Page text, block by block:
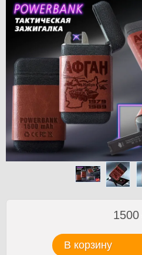
1500
В корзину